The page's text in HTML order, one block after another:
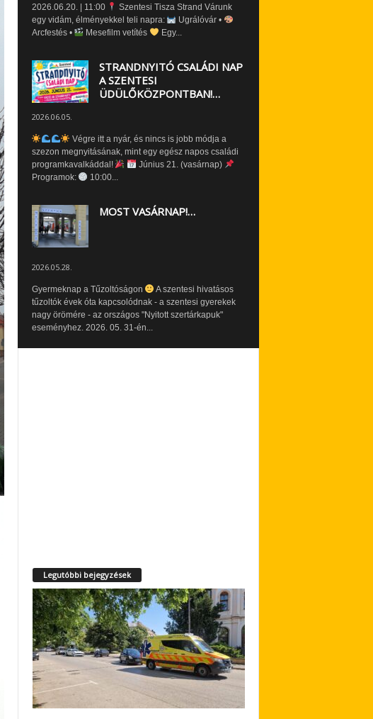
2026.06.20. | 11:00
Szentesi Tisza Strand Várunk
egy vidám, élményekkel teli napra:
Ugrálóvár •
Arcfestés •
Mesefilm vetítés Egy...
STRANDNYITÓ CSALÁDI NAP
A SZENTESI
ÜDÜLŐKÖZPONTBAN!…
2026.06.05.
Végre itt a nyár, és nincs is jobb módja a
szezon megnyitásának, mint egy egész napos családi
programkavalkáddal!
Június 21. (vasárnap)
Programok:
10:00...
MOST VASÁRNAP!…
2026.05.28.
Gyermeknap a Tűzoltóságon
A szentesi hivatásos
tűzoltók évek óta kapcsolódnak - a szentesi gyerekek
nagy örömére - az országos "Nyitott szertárkapuk"
eseményhez. 2026. 05. 31-én...
Legutóbbi bejegyzések